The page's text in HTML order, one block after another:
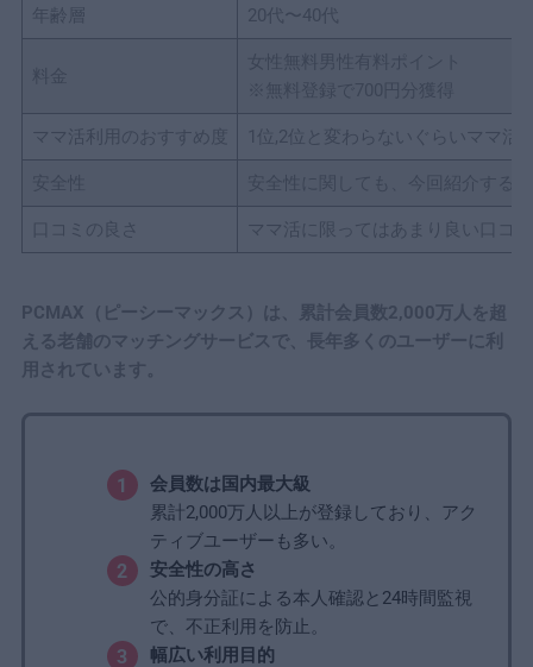
年齢層 20代〜40代
ママ活利用のおすすめ度 1位,2位と変わらないぐらいママ活
口コミの良さ ママ活に限ってはあまり良い口コ
PCMAX（ピーシーマックス）は、累計会員数2,000万人を超
える老舗のマッチングサービスで、長年多くのユーザーに利
用されています。
会員数は国内最大級
累計2,000万人以上が登録しており、アク
ティブユーザーも多い。
安全性の高さ
公的身分証による本人確認と24時間監視
で、不正利用を防止。
幅広い利用目的